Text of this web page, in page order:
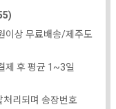
이상 무료배송/제주도
제 후 평균 1~3일
리되며 송장번호